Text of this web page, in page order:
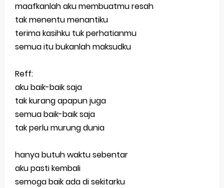
Kenapa Harus Pacaran Jika Berteman Lebih
Nyaman
SYAIR KRASAN MONDOK ibuk bapak kulo matur
maafkanlah aku membuatmu resah
tak menentu menantiku
terima kasihku tuk perhatianmu
semua itu bukanlah maksudku
Reff:
aku baik-baik saja
tak kurang apapun juga
semua baik-baik saja
tak perlu murung dunia
hanya butuh waktu sebentar
aku pasti kembali
semoga baik ada di sekitarku